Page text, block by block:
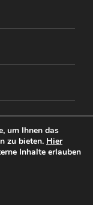
um Ihnen das
zu bieten. Hier
Inhalte erlauben